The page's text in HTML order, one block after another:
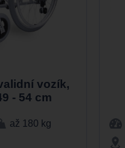
vozík,
- 54 cm
až 180 kg